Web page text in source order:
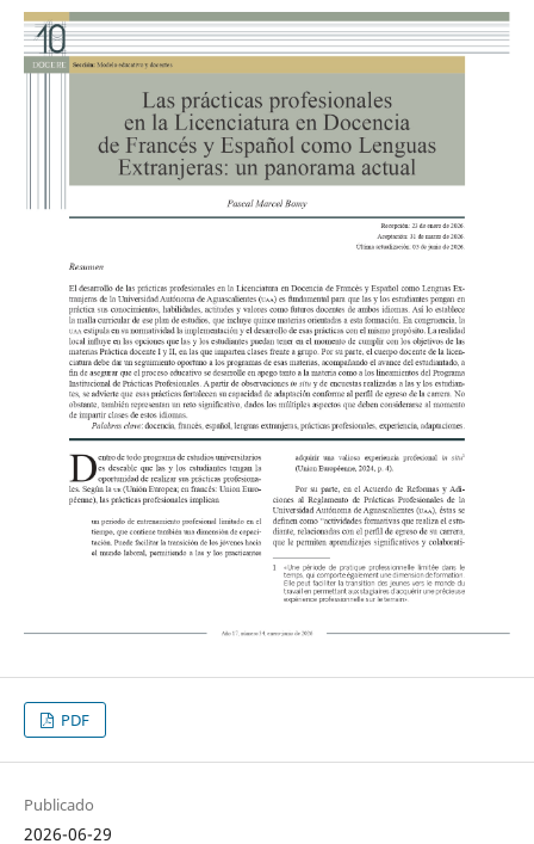
PDF
Publicado
2026-06-29